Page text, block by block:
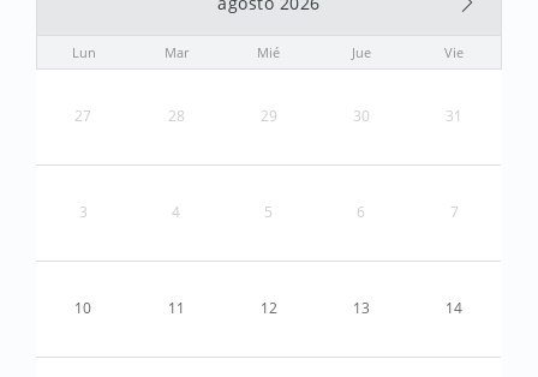
Lun Mar Mié Jue Vie
27 28 29 30 31
3 4 5 6 7
10 11 12 13 14